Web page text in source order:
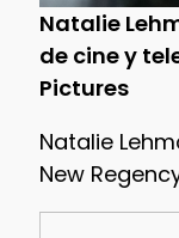
Natalie
de cine y
Pictures
Natalie
New